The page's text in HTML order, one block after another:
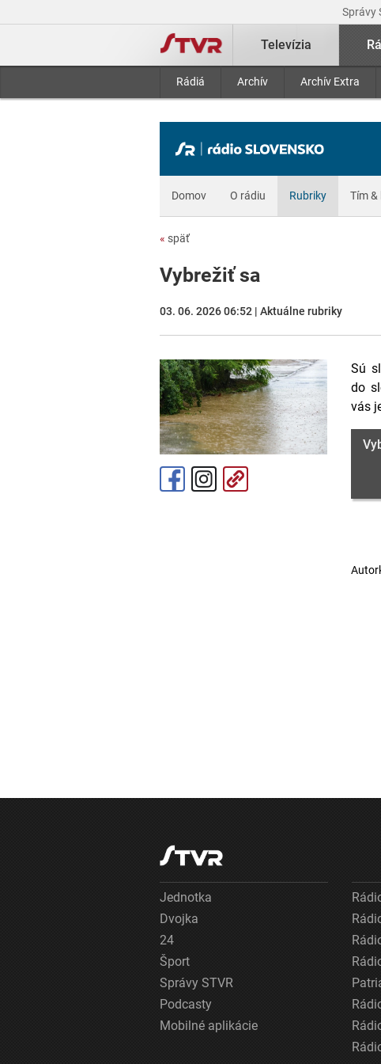
Správy
Televízia
Rádiá Archív Archív Extra
Domov O rádiu Rubriky Tím
« späť
Vybrežiť sa
03. 06. 2026 06:52 | Aktuálne rubriky
Sú
do
vás
Jednotka
Dvojka
24
Šport
Správy STVR
Podcasty
Mobilné aplikácie